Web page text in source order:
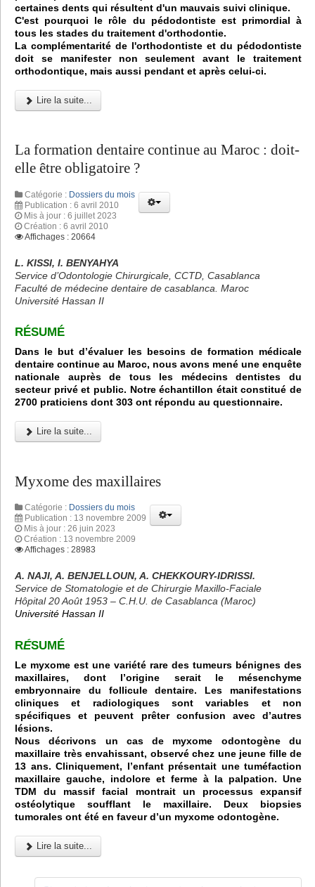
certaines dents qui résultent d'un mauvais suivi clinique.
C'est pourquoi le rôle du pédodontiste est primordial à
tous les stades du traitement d'orthodontie.
La complémentarité de l'orthodontiste et du pédodontiste
doit se manifester non seulement avant le traitement
orthodontique, mais aussi pendant et après celui-ci.
Lire la suite...
La formation dentaire continue au Maroc : doit-
elle être obligatoire ?
Catégorie : Dossiers du mois
Publication : 6 avril 2010
Mis à jour : 6 juillet 2023
Création : 6 avril 2010
Affichages : 20664
L. KISSI, I. BENYAHYA
Service d’Odontologie Chirurgicale, CCTD, Casablanca
Faculté de médecine dentaire de casablanca. Maroc
Université Hassan II
RÉSUMÉ
Dans le but d’évaluer les besoins de formation médicale
dentaire continue au Maroc, nous avons mené une enquête
nationale auprès de tous les médecins dentistes du
secteur privé et public. Notre échantillon était constitué de
2700 praticiens dont 303 ont répondu au questionnaire.
Lire la suite...
Myxome des maxillaires
Catégorie : Dossiers du mois
Publication : 13 novembre 2009
Mis à jour : 26 juin 2023
Création : 13 novembre 2009
Affichages : 28983
A. NAJI, A. BENJELLOUN, A. CHEKKOURY-IDRISSI.
Service de Stomatologie et de Chirurgie Maxillo-Faciale
Hôpital 20 Août 1953 – C.H.U. de Casablanca (Maroc)
Université Hassan II
RÉSUMÉ
Le myxome est une variété rare des tumeurs bénignes des
maxillaires, dont l’origine serait le mésenchyme
embryonnaire du follicule dentaire. Les manifestations
cliniques et radiologiques sont variables et non
spécifiques et peuvent prêter confusion avec d’autres
lésions.
Nous décrivons un cas de myxome odontogène du
maxillaire très envahissant, observé chez une jeune fille de
13 ans. Cliniquement, l’enfant présentait une tuméfaction
maxillaire gauche, indolore et ferme à la palpation. Une
TDM du massif facial montrait un processus expansif
ostéolytique soufflant le maxillaire. Deux biopsies
tumorales ont été en faveur d’un myxome odontogène.
Lire la suite...